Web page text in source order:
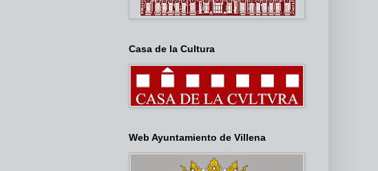
Casa de la Cultura
Web Ayuntamiento de Villena